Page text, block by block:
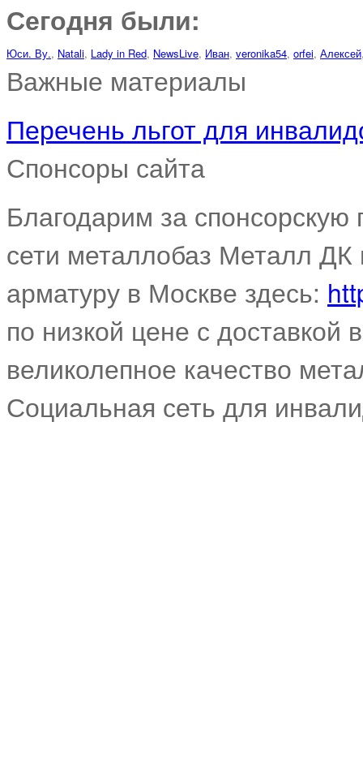
Сегодня были:
Юси. Ву., Natali, Lady in Red, NewsLive, Иван, veronika54, orfei, Алексей
Важные материалы
Перечень льгот для
Спонсоры сайта
Благодарим за
сети металлобаз Металл ДК
арматуру в Москве здесь:
по низкой цене с
великолепное качество
Социальная сеть для